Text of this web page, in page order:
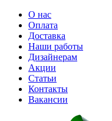
О нас
Оплата
Доставка
Наши работы
Дизайнерам
Акции
Статьи
Контакты
Вакансии